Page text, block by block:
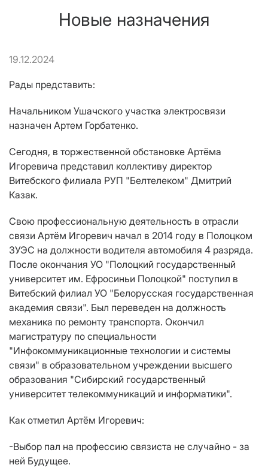
Новые назначения
19.12.2024
Рады представить:
Начальником Ушачского участка электросвязи
назначен Артем Горбатенко.
Сегодня, в торжественной обстановке Артёма
Игоревича представил коллективу директор
Витебского филиала РУП "Белтелеком" Дмитрий
Казак.
Свою профессиональную деятельность в отрасли
связи Артём Игоревич начал в 2014 году в Полоцком
ЗУЭС на должности водителя автомобиля 4 разряда.
После окончания УО "Полоцкий государственный
университет им. Ефросиньи Полоцкой" поступил в
Витебский филиал УО "Белорусская государственная
академия связи". Был переведен на должность
механика по ремонту транспорта. Окончил
магистратуру по специальности
"Инфокоммуникационные технологии и системы
связи" в образовательном учреждении высшего
образования "Сибирский государственный
университет телекоммуникаций и информатики".
Как отметил Артём Игоревич:
-Выбор пал на профессию связиста не случайно - за
ней Будущее.